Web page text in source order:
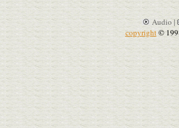
Audio |
copyright©